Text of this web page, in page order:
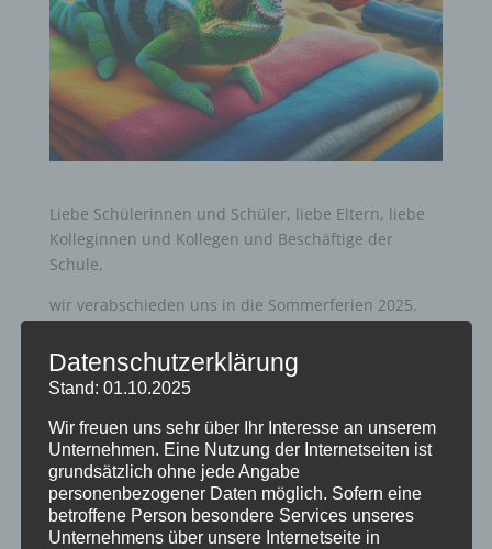
Liebe Schülerinnen und Schüler, liebe Eltern, liebe
Kolleginnen und Kollegen und Beschäftige der
Schule,
wir verabschieden uns in die Sommerferien 2025.
erholsame Ferien. Der Unterricht beginnt wieder am
Mittwoch, den 27.08.2025.
Das Homepageteam des Stadtgymnasiums
Datenschutzerklärung
Stand: 01.10.2025
Wir freuen uns sehr über Ihr Interesse an unserem
Unternehmen. Eine Nutzung der Internetseiten ist
grundsätzlich ohne jede Angabe
personenbezogener Daten möglich. Sofern eine
betroffene Person besondere Services unseres
Unternehmens über unsere Internetseite in